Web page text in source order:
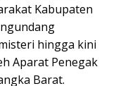
Kabupaten
hingga kini
Aparat Penegak
Barat.